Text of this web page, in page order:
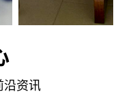
沿资讯